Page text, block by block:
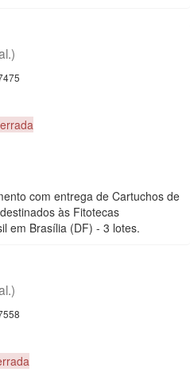
com entrega de Cartuchos de
às Fitotecas
em Brasília (DF) - 3 lotes.